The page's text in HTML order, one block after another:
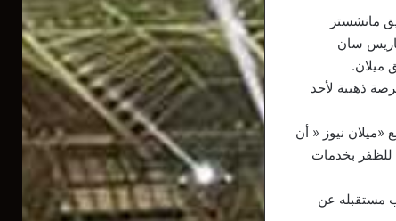
مانشستر
سان
ميلان.
مليون يورو، مما يُمثل فرصة ذهبية لأحد
نيوز « أن
للظفر بخدمات
مستقبله عن